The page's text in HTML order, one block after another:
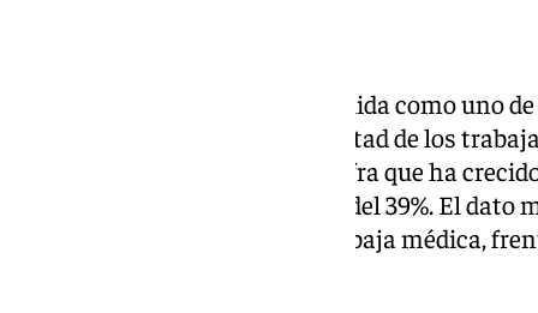
El absentismo laboral se consolida como uno
empresas españolas. Casi la mitad de los
trabajo en el último año, una cifra que ha
2022, cuando el porcentaje era del 39%. El dato
trabajadores falta sin tramitar baja médica,